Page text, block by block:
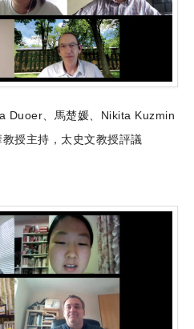
Duoer、馬楚媛、Nikita Kuzmin
教授主持，太史文教授評議